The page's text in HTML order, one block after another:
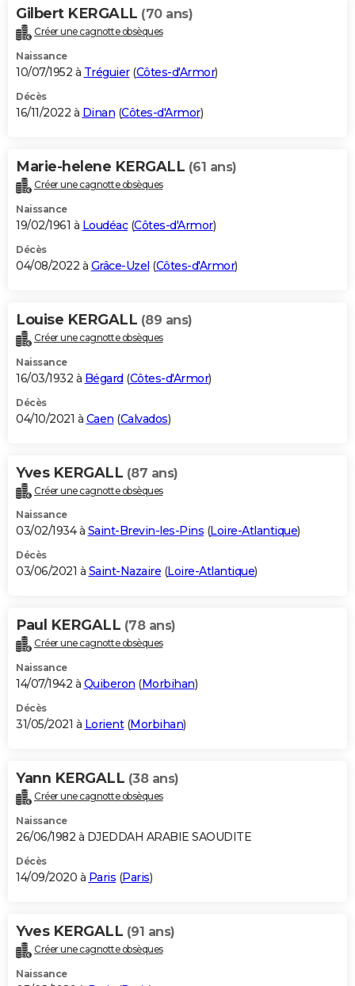
Gilbert KERGALL (70 ans)
Créer une cagnotte obsèques
Naissance
10/07/1952 à Tréguier(Côtes-d'Armor)
Décès
16/11/2022 à Dinan (Côtes-d'Armor)
Marie-helene KERGALL (61 ans)
Créer une cagnotte obsèques
Naissance
19/02/1961 à Loudéac(Côtes-d'Armor)
Décès
04/08/2022 à Grâce-Uzel (Côtes-d'Armor)
Louise KERGALL (89 ans)
Créer une cagnotte obsèques
Naissance
16/03/1932 à Bégard (Côtes-d'Armor)
Décès
04/10/2021 à Caen (Calvados)
Yves KERGALL (87 ans)
Créer une cagnotte obsèques
Naissance
03/02/1934 à Saint-Brevin-les-Pins (Loire-Atlantique)
Décès
03/06/2021 à Saint-Nazaire (Loire-Atlantique)
Paul KERGALL (78 ans)
Créer une cagnotte obsèques
Naissance
14/07/1942 à Quiberon (Morbihan)
Décès
31/05/2021 à Lorient(Morbihan)
Yann KERGALL (38 ans)
Créer une cagnotte obsèques
Naissance
26/06/1982 à DJEDDAH ARABIE SAOUDITE
Décès
14/09/2020 à Paris (Paris)
Yves KERGALL (91 ans)
Créer une cagnotte obsèques
Naissance